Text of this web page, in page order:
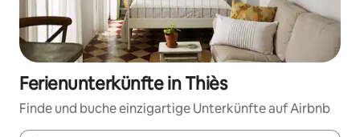
Ferienunterkünfte in Thiès
Finde und buche einzigartige Unterkünfte auf Airbnb